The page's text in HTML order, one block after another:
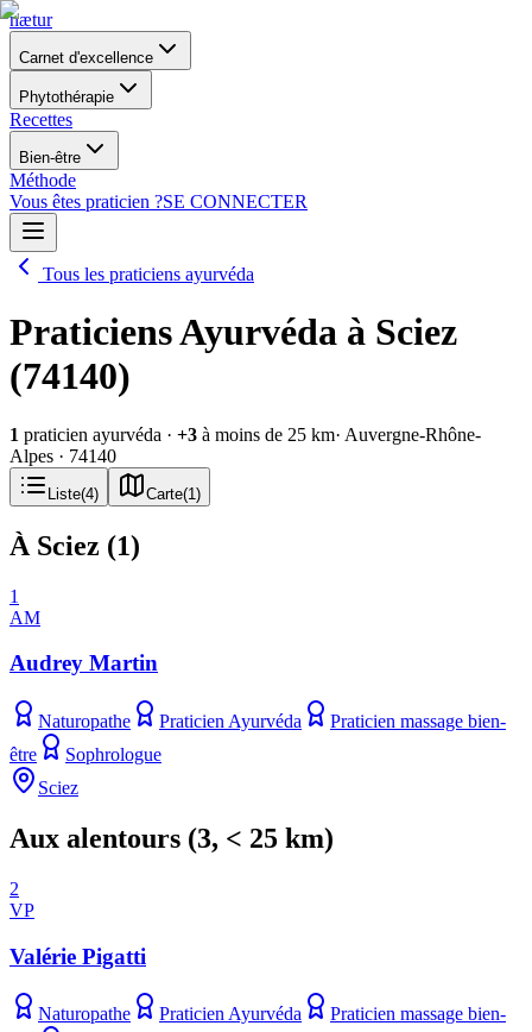
nætur
Carnet d'excellence
Phytothérapie
Recettes
Bien-être
Méthode
Vous êtes praticien ?SE CONNECTER
Tous les praticiens ayurvéda
Praticiens Ayurvéda à Sciez
(74140)
1 praticien ayurvéda · +3 à moins de 25 km· Auvergne-Rhône-
Alpes · 74140
Liste(4) Carte(1 )
À Sciez (1)
1
AM
Audrey Martin
Naturopathe Praticien Ayurvéda
Praticien massage bien-
être
Sophrologue
Sciez
Aux alentours (3, < 25 km)
2
VP
Valérie Pigatti
Naturopathe Praticien Ayurvéda
Praticien massage bien-